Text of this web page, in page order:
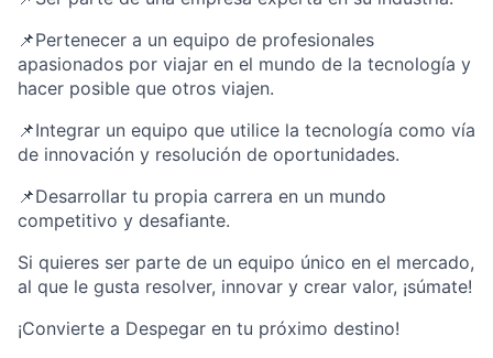
📌Pertenecer a un equipo de profesionales
apasionados por viajar en el mundo de la tecnología y
hacer posible que otros viajen.
📌Integrar un equipo que utilice la tecnología como vía
de innovación y resolución de oportunidades.
📌Desarrollar tu propia carrera en un mundo
competitivo y desafiante.
Si quieres ser parte de un equipo único en el mercado,
al que le gusta resolver, innovar y crear valor, ¡súmate!
¡Convierte a Despegar en tu próximo destino!